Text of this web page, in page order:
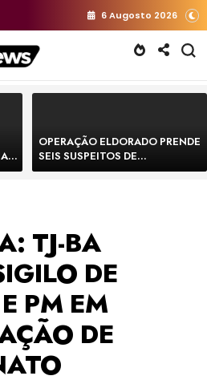
6 Augosto 2026
E
OPERAÇÃO ELDORADO PRENDE
SEIS SUSPEITOS DE
MOVIMENTAR R$ 25 MILHÕES
TJ-BA
DE
PM EM
DE